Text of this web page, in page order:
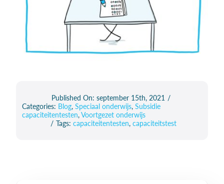
Published On: september 15th, 2021 /
Categories: Blog, Speciaal onderwijs, Subsidie
capaciteitentesten,Voortgezet onderwijs
/ Tags: capaciteitentesten, capaciteitstest